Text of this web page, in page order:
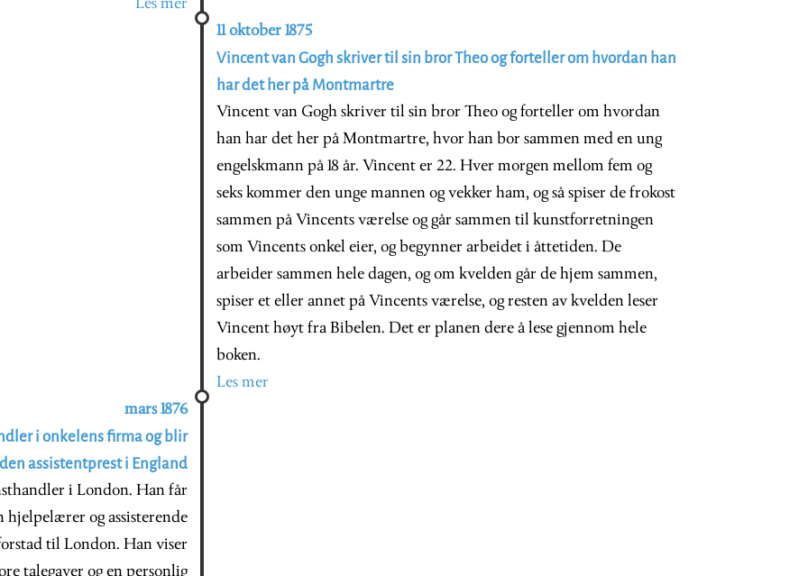
Les mer
11 oktober 1875
Vincent van Gogh skriver til sin bror Theo og forteller om hvordan han
har det her på Montmartre
Vincent van Gogh skriver til sin bror Theo og forteller om hvordan
han har det her på Montmartre, hvor han bor sammen med en ung
engelskmann på 18 år. Vincent er 22. Hver morgen mellom fem og
seks kommer den unge mannen og vekker ham, og så spiser de frokost
sammen på Vincents værelse og går sammen til kunstforretningen
som Vincents onkel eier, og begynner arbeidet i åttetiden. De
arbeider sammen hele dagen, og om kvelden går de hjem sammen,
spiser et eller annet på Vincents værelse, og resten av kvelden leser
Vincent høyt fra Bibelen. Det er planen dere å lese gjennom hele
boken.
Les mer
mars 1876
i onkelens firma og blir
assistentprest i England
i London. Han får
og assisterende
til London. Han viser
talegaver og en personlig